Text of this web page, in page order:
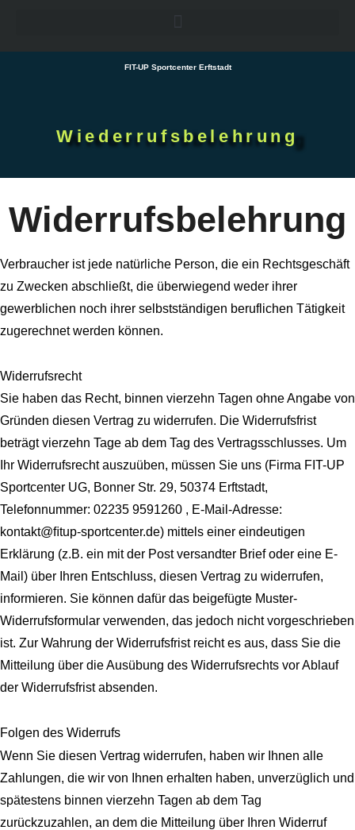
FIT-UP Sportcenter Erftstadt
Wiederrufsbelehrung
Widerrufsbelehrung
Verbraucher ist jede natürliche Person, die ein Rechtsgeschäft
zu Zwecken abschließt, die überwiegend weder ihrer
gewerblichen noch ihrer selbstständigen beruflichen Tätigkeit
zugerechnet werden können.
Widerrufsrecht
Sie haben das Recht, binnen vierzehn Tagen ohne Angabe von
Gründen diesen Vertrag zu widerrufen. Die Widerrufsfrist
beträgt vierzehn Tage ab dem Tag des Vertragsschlusses. Um
Ihr Widerrufsrecht auszuüben, müssen Sie uns (Firma FIT-UP
Sportcenter UG, Bonner Str. 29, 50374 Erftstadt,
Telefonnummer: 02235 9591260 , E-Mail-Adresse:
kontakt@ﬁtup-sportcenter.de) mittels einer eindeutigen
Erklärung (z.B. ein mit der Post versandter Brief oder eine E-
Mail) über Ihren Entschluss, diesen Vertrag zu widerrufen,
informieren. Sie können dafür das beigefügte Muster-
Widerrufsformular verwenden, das jedoch nicht vorgeschrieben
ist. Zur Wahrung der Widerrufsfrist reicht es aus, dass Sie die
Mitteilung über die Ausübung des Widerrufsrechts vor Ablauf
der Widerrufsfrist absenden.
Folgen des Widerrufs
Wenn Sie diesen Vertrag widerrufen, haben wir Ihnen alle
Zahlungen, die wir von Ihnen erhalten haben, unverzüglich und
spätestens binnen vierzehn Tagen ab dem Tag
zurückzuzahlen, an dem die Mitteilung über Ihren Widerruf